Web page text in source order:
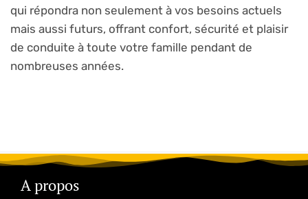
qui répondra non seulement à vos besoins actuels
mais aussi futurs, offrant confort, sécurité et plaisir
de conduite à toute votre famille pendant de
nombreuses années.
A propos